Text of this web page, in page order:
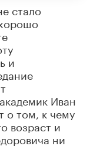
стало
и
Иван
о том, к чему
возраст и
ни